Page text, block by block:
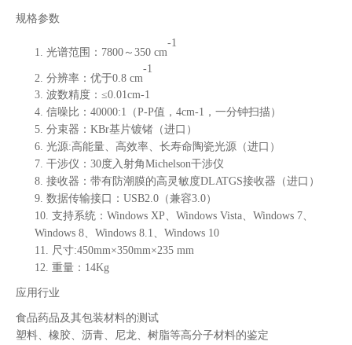
规格参数
1. 光谱范围： 7800～350 cm
-1
2. 分辨率：优于0.8 cm
-1
3. 波数精度： ≤0.01cm-1
4. 信噪比： 40000:1（P-P值，4cm-1，一分钟扫描）
5. 分束器： KBr基片镀锗（进口）
6. 光源:高能量、高效率、长寿命陶瓷光源（进口）
7. 干涉仪： 30度入射角Michelson干涉仪
8. 接收器：带有防潮膜的高灵敏度DLATGS接收器（进口）
9. 数据传输接口： USB2.0（兼容3.0）
10. 支持系统： Windows XP、Windows Vista、Windows 7、
Windows 8、Windows 8.1、Windows 10
11. 尺寸:450mm×350mm×235 mm
12. 重量： 14Kg
应用行业
食品药品及其包装材料的测试
塑料、橡胶、沥青、尼龙、树脂等高分子材料的鉴定